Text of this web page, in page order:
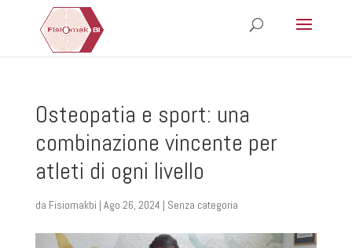
Osteopatia e sport: una
combinazione vincente per
atleti di ogni livello
da Fisiomakbi | Ago 26, 2024 | Senza categoria